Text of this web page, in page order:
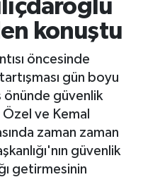
konuştu
öncesinde
gün boyu
güvenlik
ve Kemal
zaman zaman
güvenlik
getirmesinin